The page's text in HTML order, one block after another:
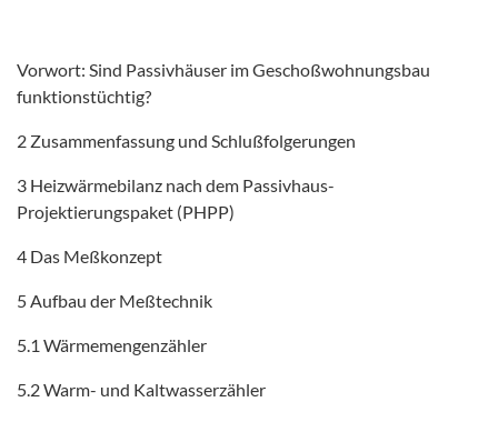
Vorwort: Sind Passivhäuser im Geschoßwohnungsbau
funktionstüchtig?
2 Zusammenfassung und Schlußfolgerungen
3 Heizwärmebilanz nach dem Passivhaus-
Projektierungspaket (PHPP)
4 Das Meßkonzept
5 Aufbau der Meßtechnik
5.1 Wärmemengenzähler
5.2 Warm- und Kaltwasserzähler